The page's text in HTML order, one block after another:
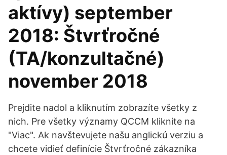
aktívy) september
2018: Štvrťročné
(TA/konzultačné)
november 2018
Prejdite nadol a kliknutím zobrazíte všetky z
nich. Pre všetky významy QCCM kliknite na
"Viac". Ak navštevujete našu anglickú verziu a
chcete vidieť definície Štvrťročné zákazníka